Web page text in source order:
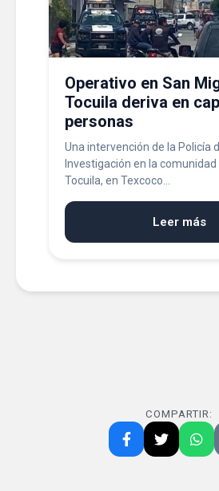
Operativo en San
Tocuila deriva en
personas
Una intervención de la Policía
Investigación en la comunidad
Tocuila, en Texcoco...
Leer más
COMPARTIR: